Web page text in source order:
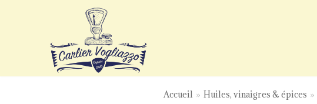
Accueil » Huiles, vinaigres & épices »